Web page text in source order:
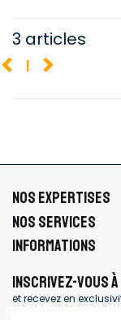
3 articles
1
NOS EXPERTISES
NOS SERVICES
INFORMATIONS
INSCRIVEZ-VOUS
et recevez en